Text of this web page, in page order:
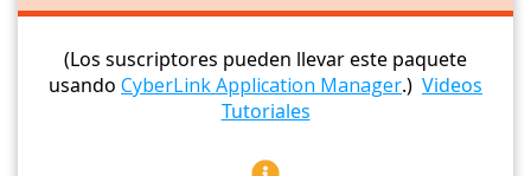
(Los suscriptores pueden llevar este paquete
usando CyberLink Application Manager.) Videos
Tutoriales